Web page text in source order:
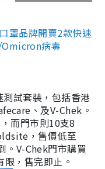
罩品牌開賣2款快速
病毒
試套裝，包括香港
、及V-Chek。
而門市則10支8
，售價低至
。V-Chek門市購買
，售完即止。